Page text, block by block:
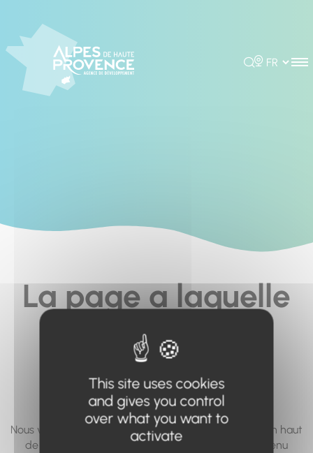
Rechercher
Choisir la
La page a laquelle
vous cherchez à
accéder n'existe
pas... ou plus.
Nous vous invitons à utiliser le moteur de recherche en haut
de page, ou à utiliser le menu pour trouver le contenu
This site uses cookies
and gives you control
over what you want to
activate